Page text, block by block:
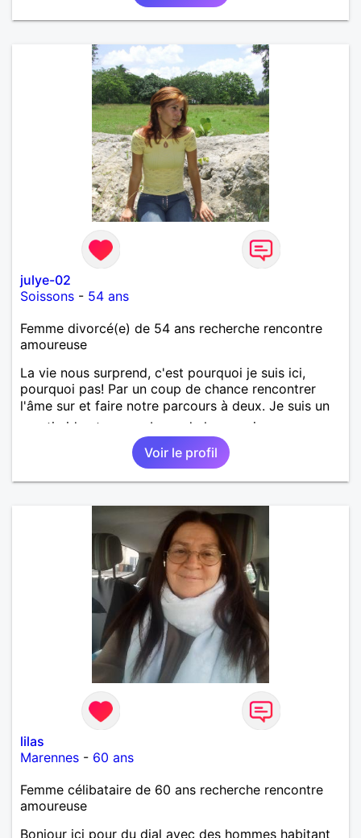
julye-02
Soissons - 54 ans
Femme divorcé(e) de 54 ans recherche rencontre
amoureuse
La vie nous surprend, c'est pourquoi je suis ici,
pourquoi pas! Par un coup de chance rencontrer
l'âme sur et faire notre parcours à deux. Je suis un
peu timide et un peu bavarde lorsque je me sens
bien. J'attends de vos nouvelles.
Voir le profil
lilas
Marennes - 60 ans
Femme célibataire de 60 ans recherche rencontre
amoureuse
Bonjour ici pour du dial avec des hommes habitant